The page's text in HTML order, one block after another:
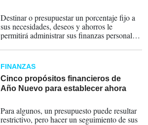
Destinar o presupuestar un porcentaje fijo a
sus necesidades, deseos y ahorros le
permitirá administrar sus finanzas personales
FINANZAS
Cinco propósitos financieros de
Año Nuevo para establecer ahora
Para algunos, un presupuesto puede resultar
restrictivo, pero hacer un seguimiento de sus